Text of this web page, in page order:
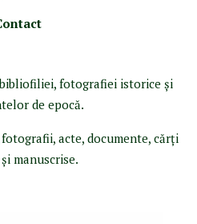
fotografiei istorice şi
de epocă.
acte, documente, cărţi
manuscrise.